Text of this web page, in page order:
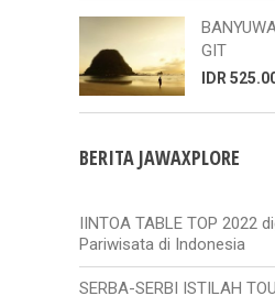
GIT
IDR
BERITA JAWAXPLORE
IINTOA TABLE TOP 2022
Pariwisata di Indonesia
SERBA-SERBI ISTILAH